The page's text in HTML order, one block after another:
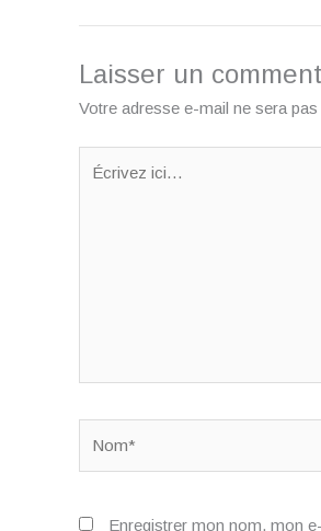
Laisser un
Votre adresse e-mail ne sera pas
ici…
Enregistrer mon nom, mon